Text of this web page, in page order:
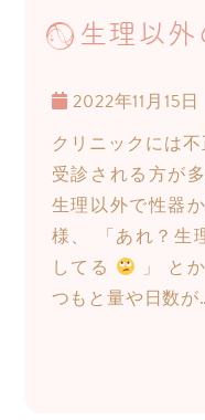
生理以外
2022年11月15日
クリニックには
受診される方が
生理以外で性器
様、 「あれ？生
してる
」 と
つもと量や日数が